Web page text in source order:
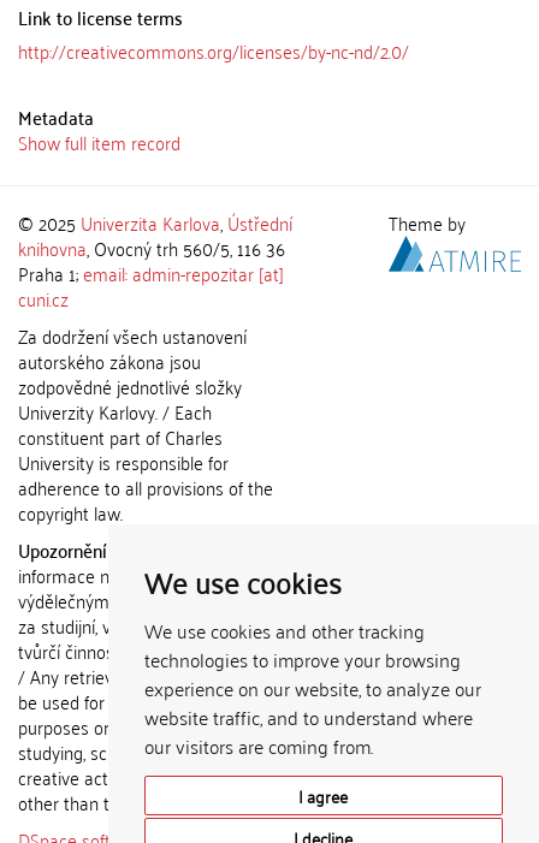
We use cookies
We use cookies and other tracking
technologies to improve your browsing
experience on our website, to analyze our
website traffic, and to understand where
our visitors are coming from.
I agree
Link to license terms
http://creativecommons.org/licenses/by-nc-nd/2.0/
Metadata
Show full item record
© 2025 Univerzita Karlova,Ústřední
knihovna, Ovocný trh 560/5, 116 36
Praha 1;email: admin-repozitar [at]
cuni.cz
Za dodržení všech ustanovení
autorského zákona jsou
zodpovědné jednotlivé složky
Univerzity Karlovy. / Each
constituent part of Charles
University is responsible for
adherence to all provisions of the
copyright law.
Upozornění / Notice:
informace nemohou být použity k
výdělečným účelům nebo vydávány
za studijní, vědeckou nebo jinou
tvůrčí činnost jiné osoby než autora.
/ Any retrieved information shall not
be used for any commercial
purposes or claimed as results of
studying, scientific or any other
creative activities of any person
other than the author.
Theme by